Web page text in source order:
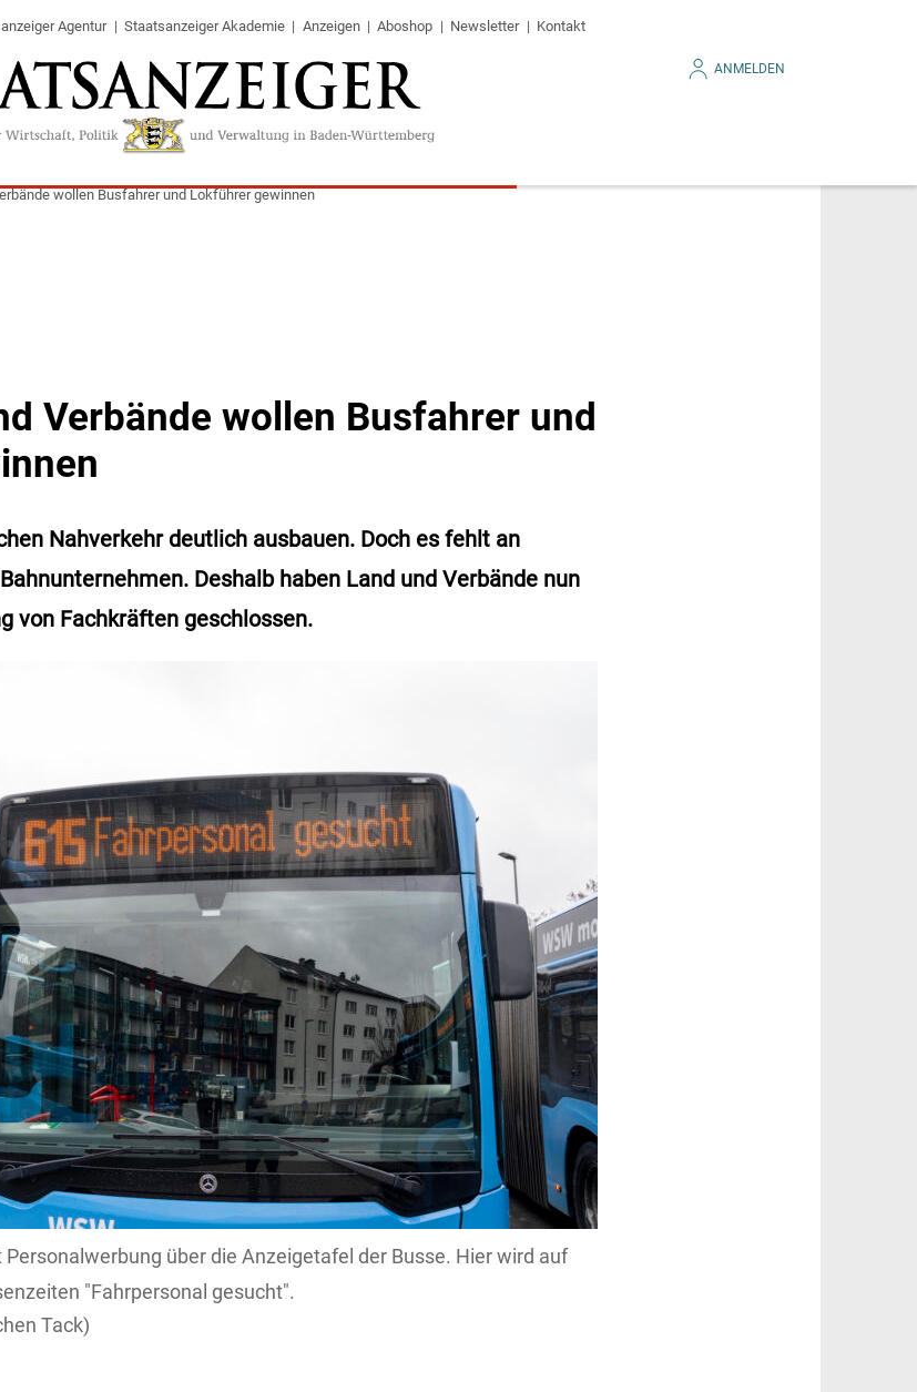
Agentur Staatsanzeiger Akademie Anzeigen Aboshop Newsletter Kontakt
ANMELDEN
wollen Busfahrer und Lokführer gewinnen
Verbände wollen Busfahrer und
Nahverkehr deutlich ausbauen. Doch es fehlt an
Deshalb haben Land und Verbände nun
von Fachkräften geschlossen.
über die Anzeigetafel der Busse. Hier wird auf
"Fahrpersonal gesucht".
Tack)